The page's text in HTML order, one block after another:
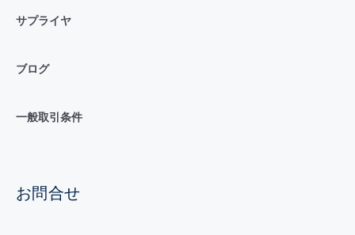
サプライヤ
ブログ
一般取引条件
お問合せ